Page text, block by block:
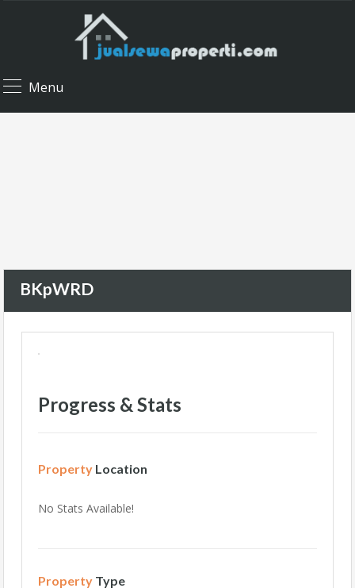
Menu
BKpWRD
Progress & Stats
Property Location
No Stats Available!
Property Type